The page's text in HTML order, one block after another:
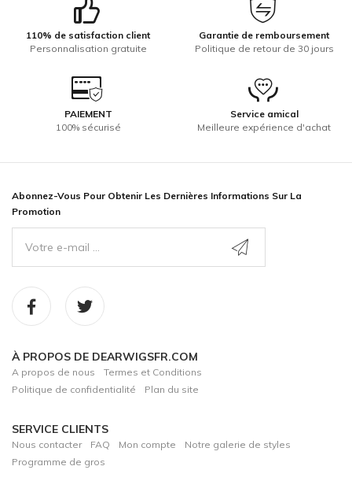
110% de satisfaction client
Personnalisation gratuite
Garantie de remboursement
Politique de retour de 30 jours
PAIEMENT
100% sécurisé
Service amical
Meilleure expérience d'achat
Abonnez-Vous Pour Obtenir Les Dernières Informations Sur La
Promotion
À PROPOS DE DEARWIGSFR.COM
A propos de nous
Termes et Conditions
Politique de confidentialité
Plan du site
SERVICE CLIENTS
Nous contacter FAQ Mon compte
Notre galerie de styles
Programme de gros